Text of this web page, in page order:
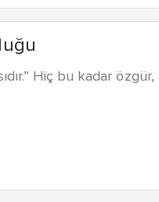
Hiç bu kadar